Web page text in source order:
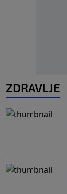
ZDRAVLJE